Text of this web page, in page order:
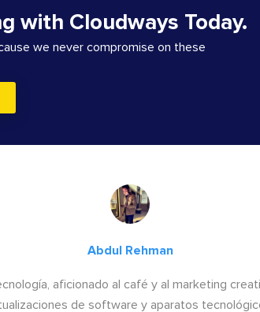
with Cloudways Today.
we never compromise on these
Abdul Rehman
aficionado al café y al marketing
de software y aparatos